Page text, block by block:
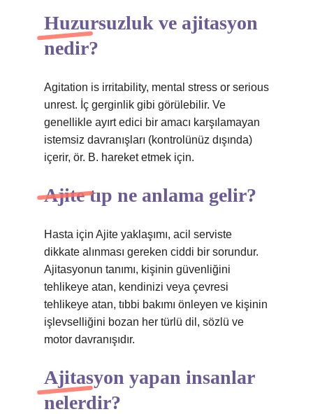
Huzursuzluk ve ajitasyon
nedir?
Agitation is irritability, mental stress or serious
unrest. İç gerginlik gibi görülebilir. Ve
genellikle ayırt edici bir amacı karşılamayan
istemsiz davranışları (kontrolünüz dışında)
içerir, ör. B. hareket etmek için.
Ajite tıp ne anlama gelir?
Hasta için Ajite yaklaşımı, acil serviste
dikkate alınması gereken ciddi bir sorundur.
Ajitasyonun tanımı, kişinin güvenliğini
tehlikeye atan, kendinizi veya çevresi
tehlikeye atan, tıbbi bakımı önleyen ve kişinin
işlevselliğini bozan her türlü dil, sözlü ve
motor davranışıdır.
Ajitasyon yapan insanlar
nelerdir?